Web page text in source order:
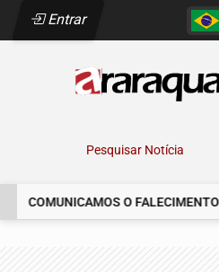
Entrar
Pesquisar Notícia
COMUNICAMOS O FALECIMENTO